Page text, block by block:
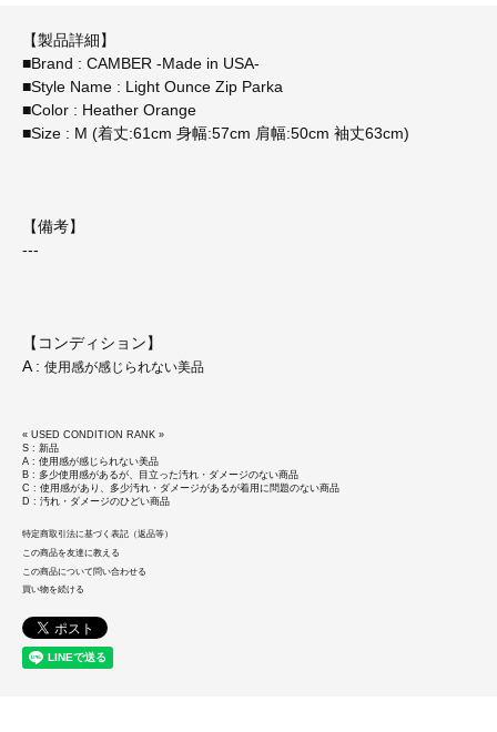
【製品詳細】
■Brand : CAMBER -Made in USA-
■Style Name : Light Ounce Zip Parka
■Color : Heather Orange
■Size : M (着丈:61cm 身幅:57cm 肩幅:50cm 袖丈63cm)
【備考】
---
【コンディション】
A : 使用感が感じられない美品
« USED CONDITION RANK »
S : 新品
A : 使用感が感じられない美品
B : 多少使用感があるが、目立った汚れ・ダメージのない商品
C : 使用感があり、多少汚れ・ダメージがあるが着用に問題のない商品
D : 汚れ・ダメージのひどい商品
特定商取引法に基づく表記（返品等）
この商品を友達に教える
この商品について問い合わせる
買い物を続ける